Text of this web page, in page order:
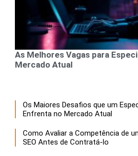
As Melhores Vagas para
Mercado Atual
Os Maiores Desafios que um
Enfrenta no Mercado Atual
Como Avaliar a Competência de
SEO Antes de Contratá-lo